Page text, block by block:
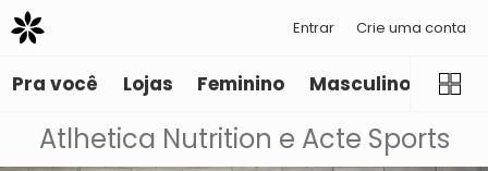
Entrar Crie uma conta
Pra você Lojas Feminino Masculino
Atlhetica Nutrition e Acte Sports